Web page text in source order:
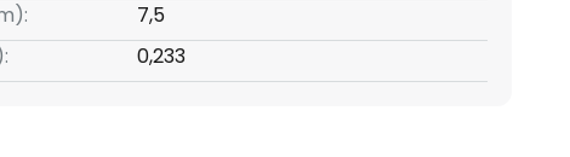
7,5
0,233